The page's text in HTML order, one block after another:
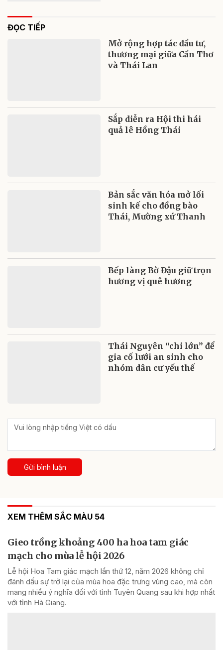
ĐỌC TIẾP
Mở rộng hợp tác đầu tư,
thương mại giữa Cần Thơ
và Thái Lan
Sắp diễn ra Hội thi hái
quả lê Hồng Thái
Bản sắc văn hóa mở lối
sinh kế cho đồng bào
Thái, Mường xứ Thanh
Bếp làng Bờ Đậu giữ trọn
hương vị quê hương
Thái Nguyên “chi lớn” để
gia cố lưới an sinh cho
nhóm dân cư yếu thế
Gửi bình luận
XEM THÊM SẮC MÀU 54
Gieo trồng khoảng 400 ha hoa tam giác
mạch cho mùa lễ hội 2026
Lễ hội Hoa Tam giác mạch lần thứ 12, năm 2026 không chỉ
đánh dấu sự trở lại của mùa hoa đặc trưng vùng cao, mà còn
mang nhiều ý nghĩa đối với tỉnh Tuyên Quang sau khi hợp nhất
với tỉnh Hà Giang.